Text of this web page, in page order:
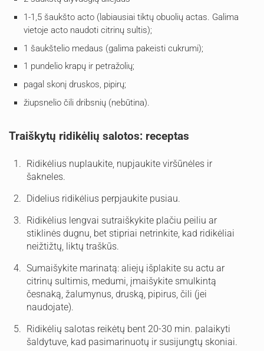
1-1,5 šaukšto acto (labiausiai tiktų obuolių actas. Galima
vietoje acto naudoti citrinų sultis);
1 šaukštelio medaus (galima pakeisti cukrumi);
1 pundelio krapų ir petražolių;
pagal skonį druskos, pipirų;
žiupsnelio čili dribsnių (nebūtina).
Traiškytų ridikėlių salotos: receptas
Ridikėlius nuplaukite, nupjaukite viršūnėles ir
šakneles.
Didelius ridikėlius perpjaukite pusiau.
Ridikėlius lengvai sutraiškykite plačiu peiliu ar
stiklinės dugnu, bet stipriai netrinkite, kad ridikėliai
neižtižtų, liktų traškūs.
Sumaišykite marinatą: aliejų išplakite su actu ar
citrinų sultimis, medumi, įmaišykite smulkintą
česnaką, žalumynus, druską, pipirus, čili (jei
naudojate).
Ridikėlių salotas reikėtų bent 20-30 min. palaikyti
šaldytuve, kad pasimarinuotų ir susijungtų skoniai.